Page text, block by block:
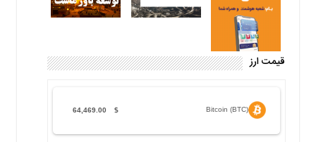
قیمت ارز
Bitcoin (BTC)
$
64,469.00